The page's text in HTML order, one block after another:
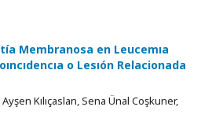
Membranosa en Leucemıa
o Lesıón Relacionada
Ayşen Kılıçaslan, Sena Ünal Coşkuner,